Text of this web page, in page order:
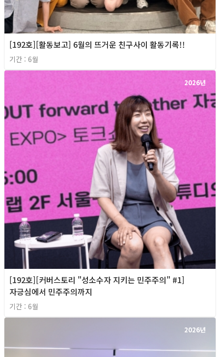
[192호][활동보고] 6월의 뜨거운 친구사이 활동기록!!
기간 : 6월
2026년
[192호][커버스토리 "성소수자 지키는 민주주의" #1]
자긍심에서 민주주의까지
기간 : 6월
2026년